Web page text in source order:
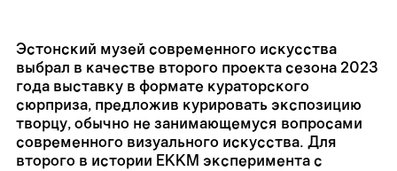
Эстонский музей современного искусства
выбрал в качестве второго проекта сезона 2023
года выставку в формате кураторского
сюрприза, предложив курировать экспозицию
творцу, обычно не занимающемуся вопросами
современного визуального искусства. Для
второго в истории EKKM эксперимента с